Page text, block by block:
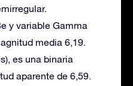
y variable Gamma
media 6,19.
es una binaria
aparente de 6,59.